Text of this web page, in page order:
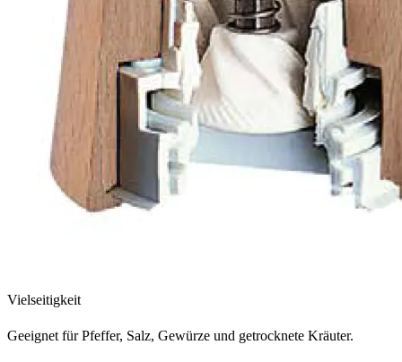
Vielseitigkeit
Geeignet für Pfeffer, Salz, Gewürze und getrocknete Kräuter.